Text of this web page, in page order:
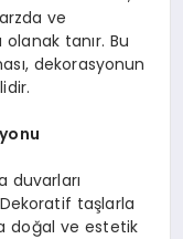
ve
tanır. Bu
dekorasyonun
duvarları
taşlarla
doğal ve estetik